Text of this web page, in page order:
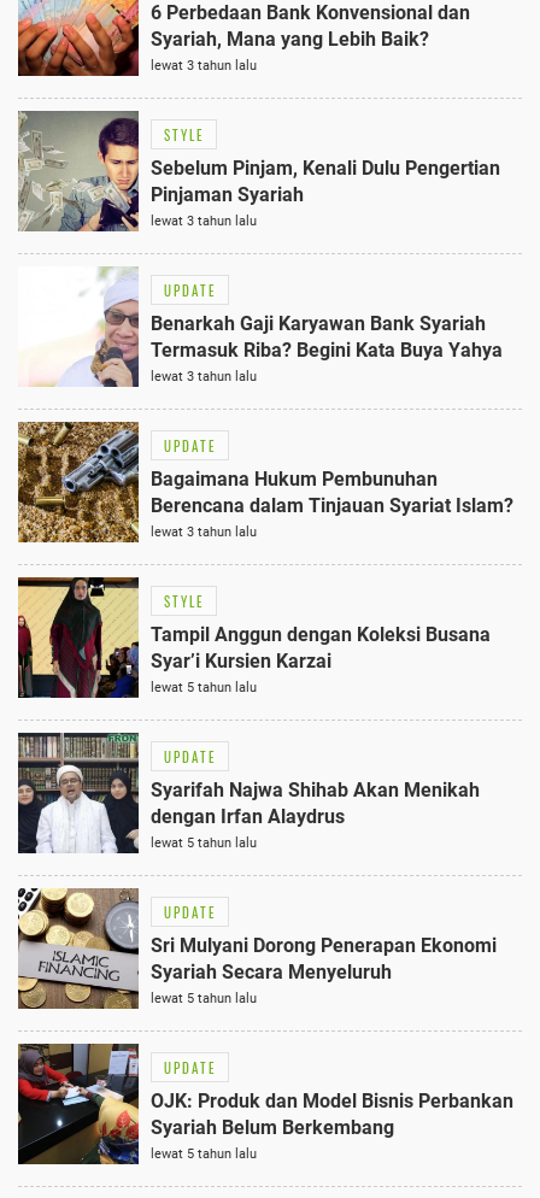
6 Perbedaan Bank Konvensional dan
Syariah, Mana yang Lebih Baik?
lewat 3 tahun lalu
STYLE
Sebelum Pinjam, Kenali Dulu Pengertian
Pinjaman Syariah
lewat 3 tahun lalu
UPDATE
Benarkah Gaji Karyawan Bank Syariah
Termasuk Riba? Begini Kata Buya Yahya
lewat 3 tahun lalu
UPDATE
Bagaimana Hukum Pembunuhan
Berencana dalam Tinjauan Syariat Islam?
lewat 3 tahun lalu
STYLE
Tampil Anggun dengan Koleksi Busana
Syar’i Kursien Karzai
lewat 5 tahun lalu
UPDATE
Syarifah Najwa Shihab Akan Menikah
dengan Irfan Alaydrus
lewat 5 tahun lalu
UPDATE
Sri Mulyani Dorong Penerapan Ekonomi
Syariah Secara Menyeluruh
lewat 5 tahun lalu
UPDATE
OJK: Produk dan Model Bisnis Perbankan
Syariah Belum Berkembang
lewat 5 tahun lalu